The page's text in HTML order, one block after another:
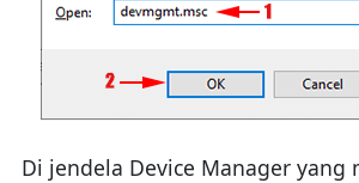
Di jendela Device Manager yang